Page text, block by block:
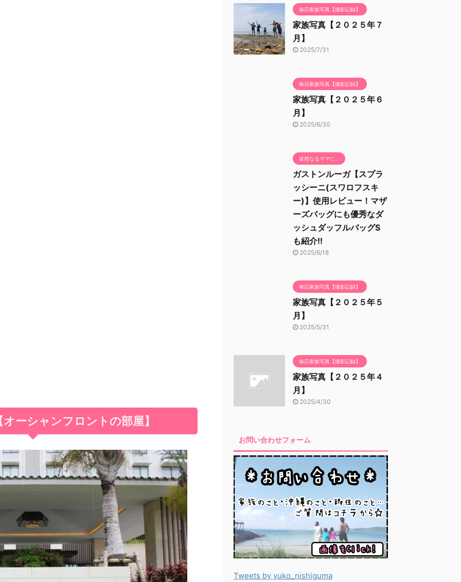
ーシャンフロントの部屋】
毎日家族写真【撮影記録】
家族写真【２０２５年７
月】
2025/7/31
毎日家族写真【撮影記録】
家族写真【２０２５年６
月】
2025/6/30
徒然なるママに…
ガストンルーガ【スプラ
ッシーニ(スワロフスキ
ー)】使用レビュー！マザ
ーズバッグにも優秀なダ
ッシュダッフルバッグS
も紹介!!
2025/6/18
毎日家族写真【撮影記録】
家族写真【２０２５年５
月】
2025/5/31
毎日家族写真【撮影記録】
家族写真【２０２５年４
月】
2025/4/30
お問い合わせフォーム
Tweets by yuko_nishiguma